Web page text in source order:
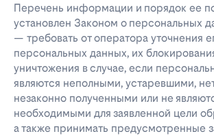
Перечень информации и порядок ее
установлен Законом о персональных
— требовать от оператора уточнения
персональных данных, их
уничтожения в случае, если
являются неполными, устаревшими,
незаконно полученными или не
необходимыми для заявленной цели
а также принимать предусмотренные